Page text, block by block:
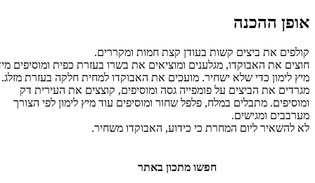
ההכנה
את ביצים קשות בעודן קצת חמות ומקררים.
את האבוקדו, מגלענים ומוציאים את בשרו בעזרת כפית ומוסיפים מיד
לימון כדי שלא ישחיר. מועכים את האבוקדו למחית חלקה בעזרת מזלג.
את הביצים על פומפייה גסה ומוסיפים, קוצצים את העירית דק
מתבלים במלח, פלפל שחור ומוסיפים עוד מיץ לימון לפי הצורך
ומגישים.
ליום המחרת כי כידוע, האבוקדו משחיר.
חפשו מתכון באתר